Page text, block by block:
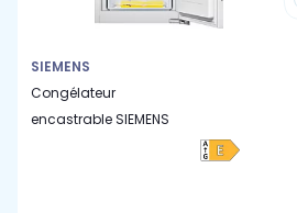
SIEMENS
Congélateur
encastrable SIEMENS